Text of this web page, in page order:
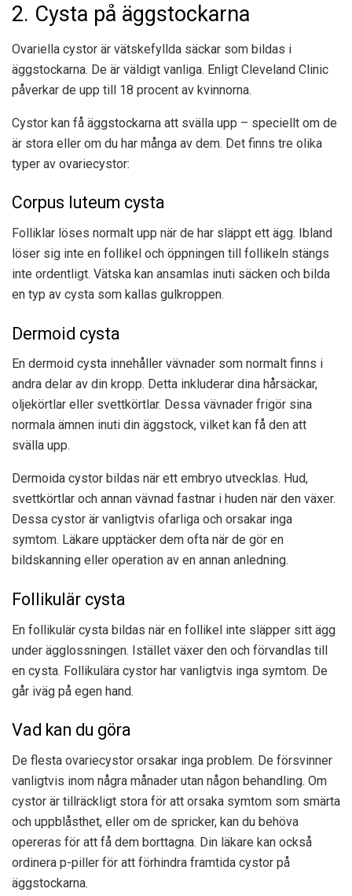
2. Cysta på äggstockarna
Ovariella cystor är vätskefyllda säckar som bildas i
äggstockarna. De är väldigt vanliga. Enligt Cleveland Clinic
påverkar de upp till 18 procent av kvinnorna.
Cystor kan få äggstockarna att svälla upp – speciellt om de
är stora eller om du har många av dem. Det finns tre olika
typer av ovariecystor:
Corpus luteum cysta
Folliklar löses normalt upp när de har släppt ett ägg. Ibland
löser sig inte en follikel och öppningen till follikeln stängs
inte ordentligt. Vätska kan ansamlas inuti säcken och bilda
en typ av cysta som kallas gulkroppen.
Dermoid cysta
En dermoid cysta innehåller vävnader som normalt finns i
andra delar av din kropp. Detta inkluderar dina hårsäckar,
oljekörtlar eller svettkörtlar. Dessa vävnader frigör sina
normala ämnen inuti din äggstock, vilket kan få den att
svälla upp.
Dermoida cystor bildas när ett embryo utvecklas. Hud,
svettkörtlar och annan vävnad fastnar i huden när den växer.
Dessa cystor är vanligtvis ofarliga och orsakar inga
symtom. Läkare upptäcker dem ofta när de gör en
bildskanning eller operation av en annan anledning.
Follikulär cysta
En follikulär cysta bildas när en follikel inte släpper sitt ägg
under ägglossningen. Istället växer den och förvandlas till
en cysta. Follikulära cystor har vanligtvis inga symtom. De
går iväg på egen hand.
Vad kan du göra
De flesta ovariecystor orsakar inga problem. De försvinner
vanligtvis inom några månader utan någon behandling. Om
cystor är tillräckligt stora för att orsaka symtom som smärta
och uppblåsthet, eller om de spricker, kan du behöva
opereras för att få dem borttagna. Din läkare kan också
ordinera p-piller för att förhindra framtida cystor på
äggstockarna.